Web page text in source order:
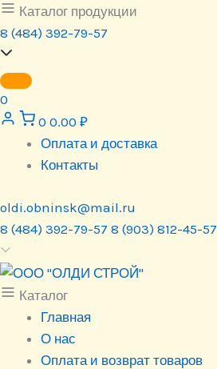
Перейти
к
содержимому
Каталог продукции
8 (484) 392-79-57
0
0 0.00 ₽
Оплата и доставка
Контакты
oldi.obninsk@mail.ru
8 (484) 392-79-57 8 (903) 812-45-57
Каталог
Главная
О нас
Оплата и возврат товаров